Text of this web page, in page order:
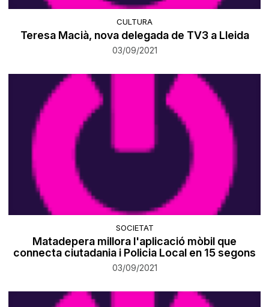
CULTURA
Teresa Macià, nova delegada de TV3 a Lleida
03/09/2021
SOCIETAT
Matadepera millora l'aplicació mòbil que
connecta ciutadania i Policia Local en 15 segons
03/09/2021